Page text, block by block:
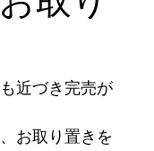
近づき完売が
お取り置きを